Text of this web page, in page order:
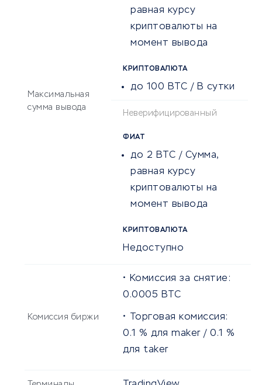
Максимальная
сумма вывода
КРИПТОВАЛЮТА
до 100 BTC / В сутки
равная курсу
криптовалюты на
момент вывода
Неверифицированный
КРИПТОВАЛЮТА
Недоступно
ФИАТ
до 2 BTC / Сумма,
равная курсу
криптовалюты на
момент вывода
Комиссия биржи
Комиссия за снятие:
0.0005 BTC
Торговая комиссия:
0.1 % для maker / 0.1 %
для taker